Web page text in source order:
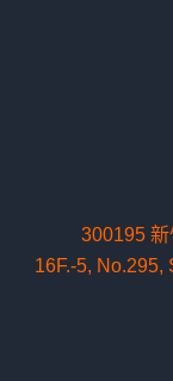
300195
16F.-5, No.295,